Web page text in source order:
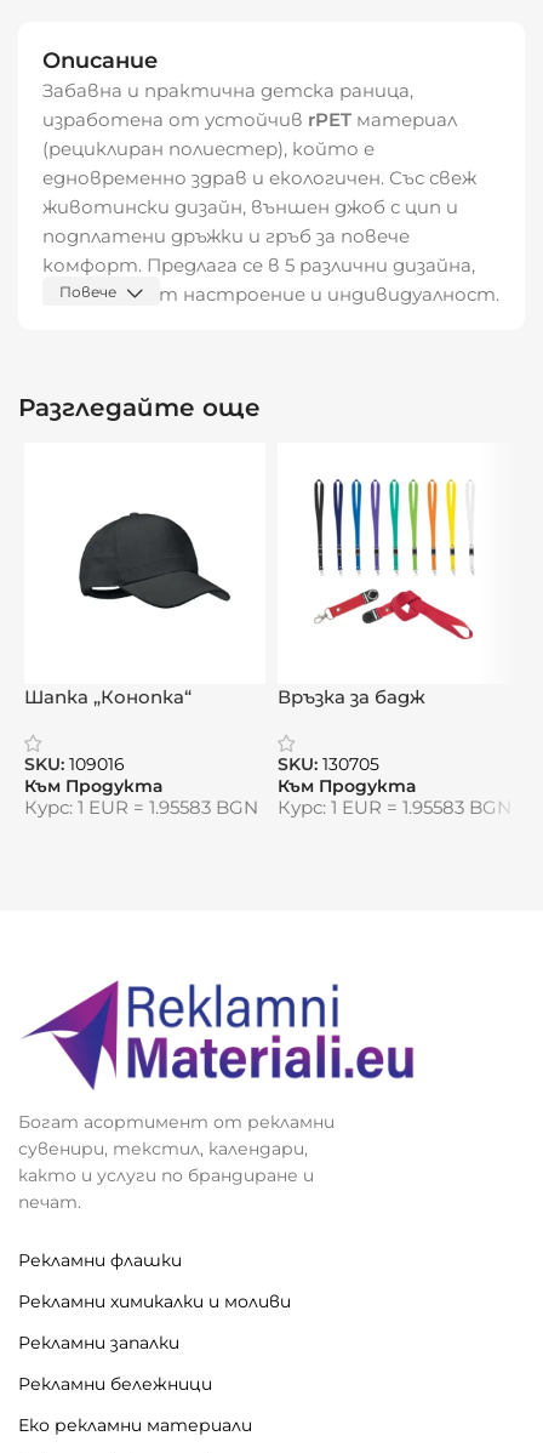
Описание
Забавна и практична детска раница,
изработена от устойчив rPET материал
(рециклиран полиестер), който е
едновременно здрав и екологичен. Със свеж
животински дизайн, външен джоб с цип и
подплатени дръжки и гръб за повече
комфорт. Предлага се в 5 различни дизайна,
които носят настроение и индивидуалност.
Детска раница със забавен животински
Външен джоб с цип
Подплатени дръжки и гръб за удобство
Налични 5 различни дизайна
Видяна от: 0
Повече
Разгледайте още
Шапка „Конопка“
SKU: 109016
Към Продукта
Курс: 1 EUR = 1.95583 BGN
Връзка за бадж
SKU: 130705
Към Продукта
Курс: 1 EUR = 1.95583 BGN
Богат асортимент от рекламни
сувенири, текстил, календари,
както и услуги по брандиране и
печат.
Рекламни флашки
Рекламни химикалки и моливи
Рекламни запалки
Рекламни бележници
Еко рекламни материали